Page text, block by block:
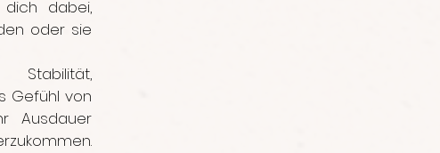
dabei,
oder sie
Gefühl von
Ausdauer